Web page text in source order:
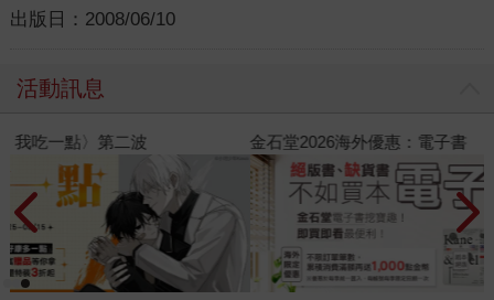
出版日： 2008/06/10
活動訊息
金石堂2026海外優惠：電子書